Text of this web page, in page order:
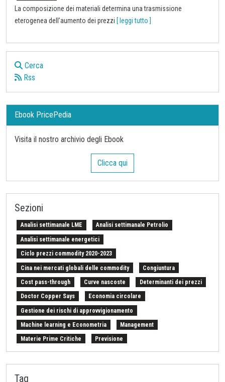
La composizione dei materiali determina una trasmissione
eterogenea dell’aumento dei prezzi [ leggi tutto ]
Cerca
Rss
Ebook PricePedia
Visita il nostro archivio degli Ebook
Clicca qui
Sezioni
Analisi settimanale LME Analisi settimanale Petrolio
Analisi settimanale energetici
Ciclo prezzi commodity 2020-2023
Cina nei mercati globali delle commodity Congiuntura
Cost pass-through Curve nascoste Determinanti dei prezzi
Doctor Copper Says Economia circolare
Gestione dei rischi di approvvigionamento
Machine learning e Econometria Management
Materie Prime Critiche Previsione
Procurement Intelligence Settimana Finanziaria Materie Prime
Tag